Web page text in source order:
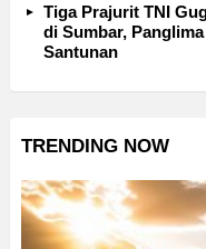
Tiga Prajurit TNI
di Sumbar,
Santunan
TRENDING NOW